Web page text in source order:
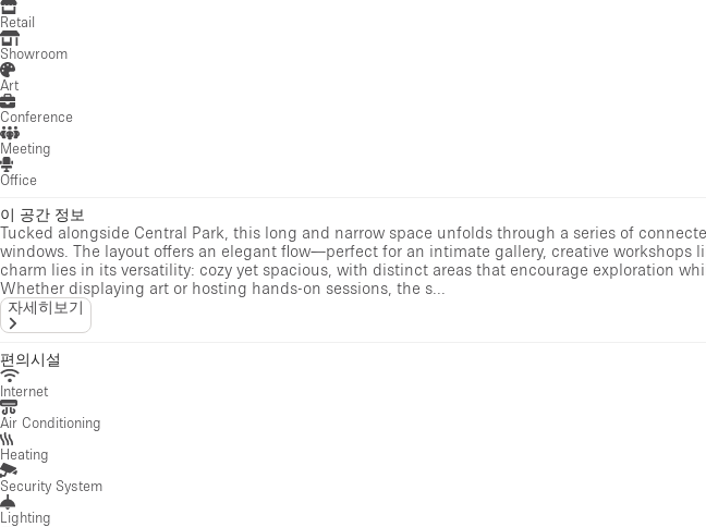
Retail
Showroom
Art
Conference
Meeting
Office
이 공간 정보
Tucked alongside Central Park, this long and narrow space unfolds through a series of
windows. The layout offers an elegant flow—perfect for an intimate gallery, creative workshops
charm lies in its versatility: cozy yet spacious, with distinct areas that encourage exploration
Whether displaying art or hosting hands-on sessions, the s...
자세히보기
편의시설
Internet
Air Conditioning
Heating
Security System
Lighting